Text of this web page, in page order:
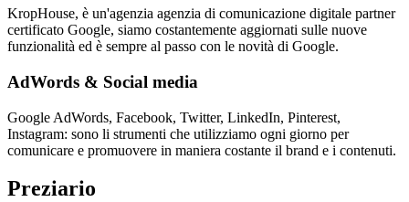
KropHouse, è un'agenzia agenzia di comunicazione digitale partner
certificato Google, siamo costantemente aggiornati sulle nuove
funzionalità ed è sempre al passo con le novità di Google.
AdWords & Social media
Google AdWords, Facebook, Twitter, LinkedIn, Pinterest,
Instagram: sono li strumenti che utilizziamo ogni giorno per
comunicare e promuovere in maniera costante il brand e i contenuti.
Preziario